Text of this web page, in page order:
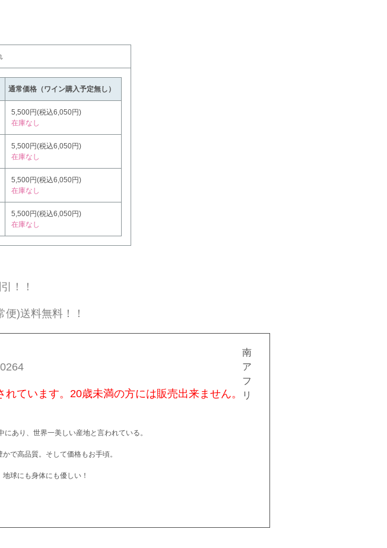
通常価格（ワイン購入予定無し）
5,500円(税込6,050円)
在庫なし
5,500円(税込6,050円)
在庫なし
5,500円(税込6,050円)
在庫なし
5,500円(税込6,050円)
在庫なし
！！
)送料無料！！
ています。20歳未満の方には販売出来ません。
南
ア
フ
リ
あり、世界一美しい産地と言われている。
で高品質。そして価格もお手頃。
球にも身体にも優しい！